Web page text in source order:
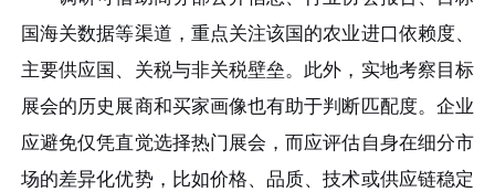
国海关数据等渠道，重点关注该国的农业进口依赖度、
主要供应国、关税与非关税壁垒。此外，实地考察目标
展会的历史展商和买家画像也有助于判断匹配度。企业
应避免仅凭直觉选择热门展会，而应评估自身在细分市
场的差异化优势，比如价格、品质、技术或供应链稳定